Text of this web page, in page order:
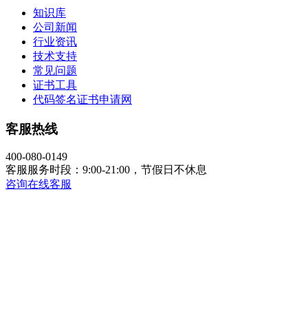
知识库
公司新闻
行业资讯
技术支持
常见问题
证书工具
代码签名证书申请网
客服热线
400-080-0149
客服服务时段：9:00-21:00，节假日不休息
咨询在线客服